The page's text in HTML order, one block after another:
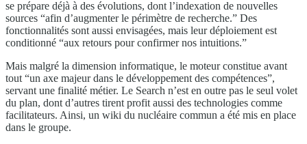
se prépare déjà à des évolutions, dont l’indexation de nouvelles
sources “afin d’augmenter le périmètre de recherche.” Des
fonctionnalités sont aussi envisagées, mais leur déploiement est
conditionné “aux retours pour confirmer nos intuitions.”
Mais malgré la dimension informatique, le moteur constitue avant
tout “un axe majeur dans le développement des compétences”,
servant une finalité métier. Le Search n’est en outre pas le seul volet
du plan, dont d’autres tirent profit aussi des technologies comme
facilitateurs. Ainsi, un wiki du nucléaire commun a été mis en place
dans le groupe.